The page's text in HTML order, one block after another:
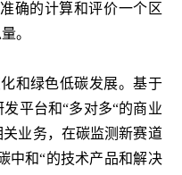
确的计算和评价一个区
。
和绿色低碳发展。基于
平台和“多对多“的商业
业务，在碳监测新赛道
中和“的技术产品和解决